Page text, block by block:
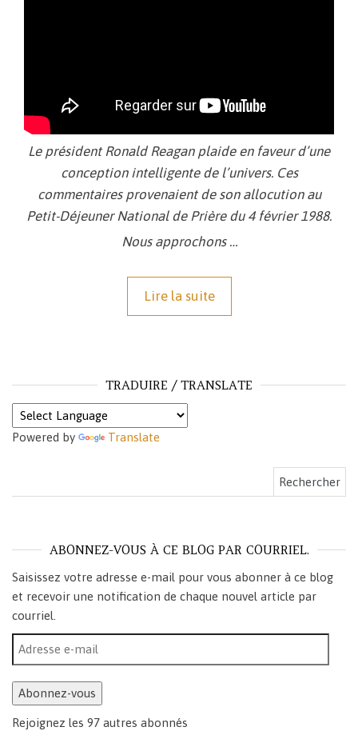
Le président Ronald Reagan plaide en faveur d’une
conception intelligente de l’univers. Ces
commentaires provenaient de son allocution au
Petit-Déjeuner National de Prière du 4 février 1988.
Nous approchons …
Lire la suite
TRADUIRE / TRANSLATE
Powered by Translate
ABONNEZ-VOUS À CE BLOG PAR COURRIEL.
Saisissez votre adresse e-mail pour vous abonner à ce blog
et recevoir une notification de chaque nouvel article par
courriel.
Adresse e-mail
Abonnez-vous
Rejoignez les 97 autres abonnés